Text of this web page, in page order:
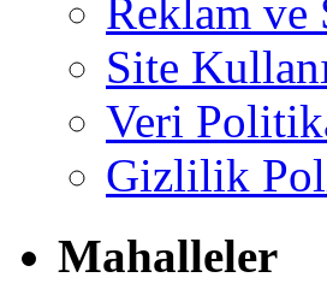
Reklam ve
Site
Veri
Gizlilik
Mahalleler